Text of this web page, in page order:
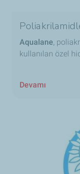
Aqualane,
kullanılan özel
Devamı